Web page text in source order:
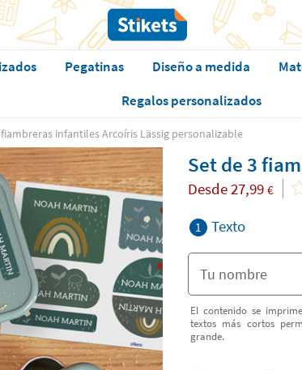
Pegatinas Diseño a medida
Regalos personalizados
fiambreras infantiles Arcoíris Lässig personalizable
Set de 3
Desde27,99 €
1 Texto
El contenido se
textos más cortos
grande.